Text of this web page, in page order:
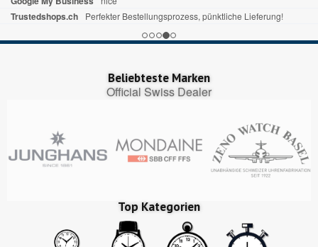
Trustedshops.ch Perfekter Bestellungsprozess, pünktliche Lieferung!
Beliebteste Marken
Official Swiss Dealer
Top Kategorien